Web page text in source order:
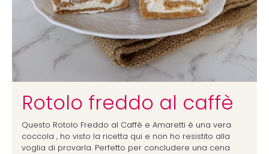
Rotolo freddo al caffè
Questo Rotolo Freddo al Caffè e Amaretti è una vera
coccola , ho visto la ricetta qui e non ho resistito alla
voglia di provarla. Perfetto per concludere una cena